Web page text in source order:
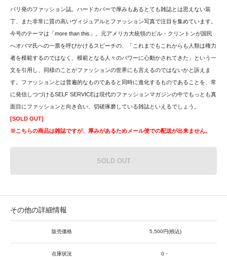
パリ発のファッション誌。ハードカバーで厚みもあるとても雑誌とは思えない装
丁、また非常に質の高いヴィジュアルとファッション写真で注目を集めています。
今号のテーマは「more than this」。元アメリカ大統領のビル・クリントンが国民
へオバマ氏への一票を呼びかけるスピーチの、「これまでもこれからも人類は権力
者を模範するのではなく、模範となる人々のパワーに心動かされてきた」という一
文を引用し、同様のことがファッションの世界にも言えるのではないかと訴えま
す。ファッションとは普遍的なものであると同時に進化するものであることを、常
に発信しつづけるSELF SERVICEは現代のファッションマガジンの中でもっとも真
面目にファッションと向き合い、切磋琢磨している雑誌といえるでしょう。
[SOLD OUT]
※こちらの商品は雑誌ですが、厚みがあるためメール便での配送が出来ません。
SOLD OUT
その他の詳細情報
販売価格 5,500円(税込)
在庫状況 0・